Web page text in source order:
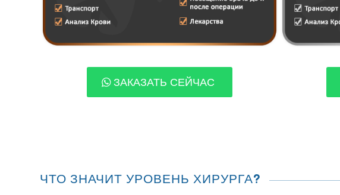
ЗАКАЗАТЬ СЕЙЧАС
ЧТО ЗНАЧИТ УРОВЕНЬ ХИРУРГА?